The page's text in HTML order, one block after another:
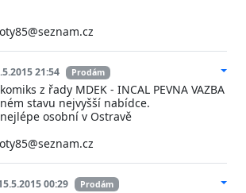
21:54 Prodám
z řady MDEK - INCAL PEVNA VAZBA
stavu nejvyšší nabídce.
osobní v Ostravě
00:29 Prodám